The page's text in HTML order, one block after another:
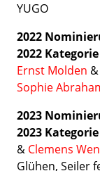
YUGO
2022
2022
Ernst Molden
Sophie
2023
2023
& Clemens
Glühen, Seiler